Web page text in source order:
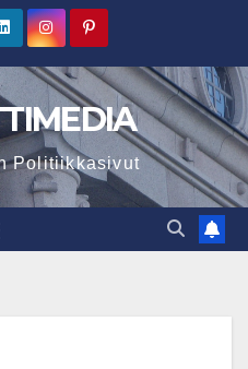
Politiikkasivut